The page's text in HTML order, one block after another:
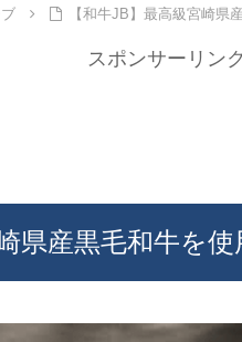
【和牛JB】最高級宮崎県
スポンサーリンク
県産黒毛和牛を